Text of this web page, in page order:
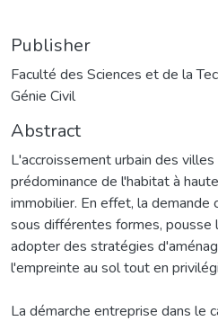
Publisher
Faculté des Sciences et de la
Génie Civil
Abstract
L'accroissement urbain des
prédominance de l'habitat à
immobilier. En effet, la demande
sous différentes formes, pousse
adopter des stratégies
l'empreinte au sol tout en
La démarche entreprise dans le